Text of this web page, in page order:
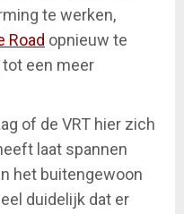
te werken,
Road opnieuw te
een meer
of de VRT hier zich
laat spannen
het buitengewoon
duidelijk dat er